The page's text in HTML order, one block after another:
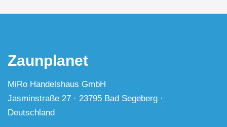
Zaunplanet
MiRo Handelshaus GmbH
Jasminstraße 27 · 23795 Bad Segeberg ·
Deutschland